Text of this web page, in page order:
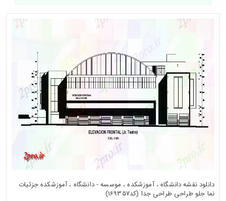
دانلود نقشه دانشگاه ، آموزشکده ، موسسه - دانشگاه ، آموزشکده جزئیات
نما جلو طراحی طراحی جدا (کد169357)